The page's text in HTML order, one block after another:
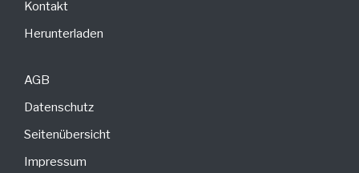
Kontakt
Herunterladen
AGB
Datenschutz
Seitenübersicht
Impressum